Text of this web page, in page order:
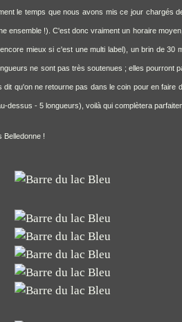
le temps que nous avons mis ce jour chargés
ensemble !). C'est donc vraiment un horaire
mieux si c'est une multi label), un brin de 30
ne sont pas très soutenues ; elles pourront
qu'on ne retourne pas dans le coin pour en faire
dessus - 5 longueurs), voilà qui complètera
Belledonne !